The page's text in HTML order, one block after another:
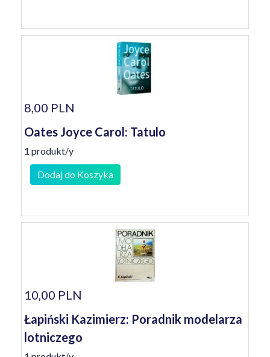
8,00 PLN
Oates Joyce Carol: Tatulo
1 produkt/y
Dodaj do Koszyka
10,00 PLN
Łapiński Kazimierz: Poradnik modelarza
lotniczego